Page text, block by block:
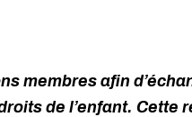
membres afin
de l’enfant. Cette